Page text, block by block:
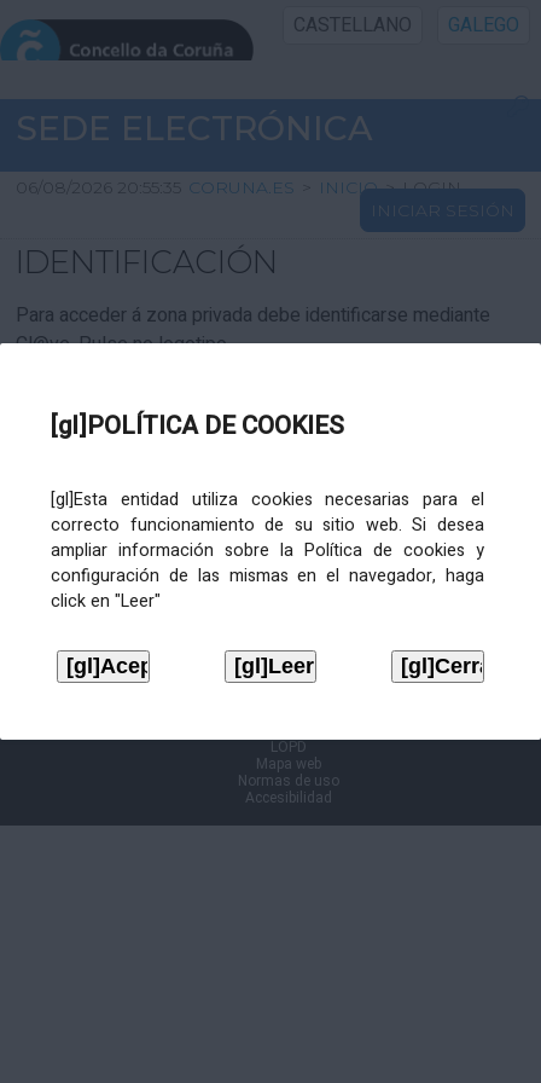
[gl]POLÍTICA DE COOKIES
[gl]Esta entidad utiliza cookies necesarias para el
correcto funcionamiento de su sitio web. Si desea
ampliar información sobre la Política de cookies y
configuración de las mismas en el navegador, haga
click en "Leer"
CASTELLANO GALEGO
INICIO SEDE
INICIO
INFORMACIÓN PÚBLICA
CARTAFOL CIDADÁN
SEDE ELECTRÓNICA
06/08/2026 20:55:35 CORUNA.ES > INICIO > LOGIN
INICIAR SESIÓN
IDENTIFICACIÓN
Para acceder á zona privada debe identificarse mediante
Cl@ve. Pulse no logotipo
LOPD
Mapa web
Normas de uso
Accesibilidad